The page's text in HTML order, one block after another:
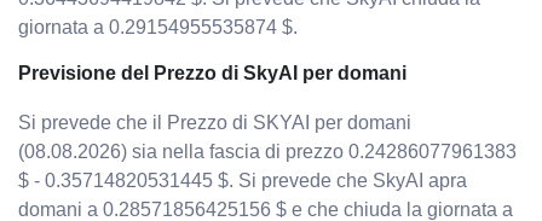
giornata a 0.29154955535874 $.
Previsione del Prezzo di SkyAI per domani
Si prevede che il Prezzo di SKYAI per domani
(08.08.2026) sia nella fascia di prezzo 0.24286077961383
$ - 0.35714820531445 $. Si prevede che SkyAI apra
domani a 0.28571856425156 $ e che chiuda la giornata a